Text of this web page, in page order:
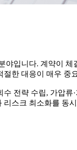
입니다. 계약이
절한 대응이 매우 중
전략 수립, 가압
스크 최소화를 동